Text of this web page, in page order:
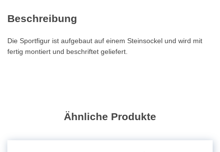
Beschreibung
Die Sportfigur ist aufgebaut auf einem Steinsockel und wird mit
fertig montiert und beschriftet geliefert.
Ähnliche Produkte